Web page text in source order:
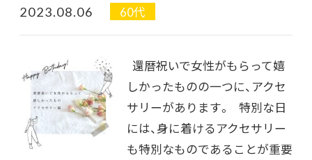
2023.08.06 60代
還暦祝いで女性がもらって嬉
しかったものの一つに、アクセ
サリーがあります。 特別な日
には、身に着けるアクセサリー
も特別なものであることが重要